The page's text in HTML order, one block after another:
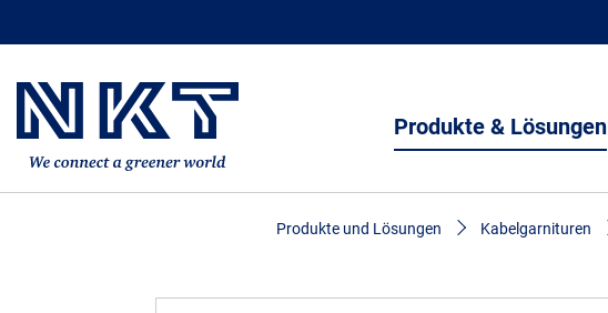
Produkte & Lösungen
Produkte und Lösungen Kabelgarnituren